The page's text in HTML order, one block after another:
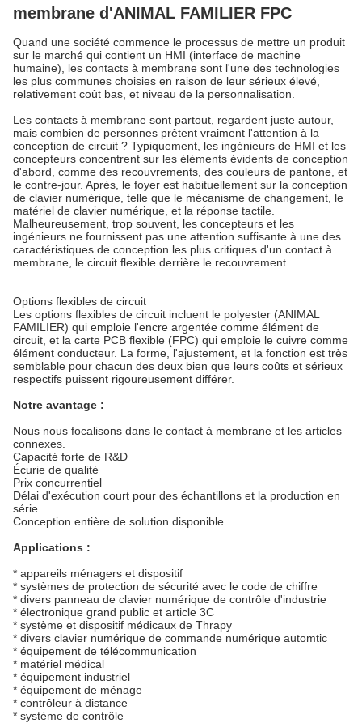
membrane d'ANIMAL FAMILIER FPC
Quand une société commence le processus de mettre un produit
sur le marché qui contient un HMI (interface de machine
humaine), les contacts à membrane sont l'une des technologies
les plus communes choisies en raison de leur sérieux élevé,
relativement coût bas, et niveau de la personnalisation.
Les contacts à membrane sont partout, regardent juste autour,
mais combien de personnes prêtent vraiment l'attention à la
conception de circuit ? Typiquement, les ingénieurs de HMI et les
concepteurs concentrent sur les éléments évidents de conception
d'abord, comme des recouvrements, des couleurs de pantone, et
le contre-jour. Après, le foyer est habituellement sur la conception
de clavier numérique, telle que le mécanisme de changement, le
matériel de clavier numérique, et la réponse tactile.
Malheureusement, trop souvent, les concepteurs et les
ingénieurs ne fournissent pas une attention suffisante à une des
caractéristiques de conception les plus critiques d'un contact à
membrane, le circuit flexible derrière le recouvrement.
Options flexibles de circuit
Les options flexibles de circuit incluent le polyester (ANIMAL
FAMILIER) qui emploie l'encre argentée comme élément de
circuit, et la carte PCB flexible (FPC) qui emploie le cuivre comme
élément conducteur. La forme, l'ajustement, et la fonction est très
semblable pour chacun des deux bien que leurs coûts et sérieux
respectifs puissent rigoureusement différer.
Notre avantage :
Nous nous focalisons dans le contact à membrane et les articles
connexes.
Capacité forte de R&D
Écurie de qualité
Prix concurrentiel
Délai d'exécution court pour des échantillons et la production en
série
Conception entière de solution disponible
Applications :
* appareils ménagers et dispositif
* systèmes de protection de sécurité avec le code de chiffre
* divers panneau de clavier numérique de contrôle d'industrie
* électronique grand public et article 3C
* système et dispositif médicaux de Thrapy
* divers clavier numérique de commande numérique automtic
* équipement de télécommunication
* matériel médical
* équipement industriel
* équipement de ménage
* contrôleur à distance
* système de contrôle